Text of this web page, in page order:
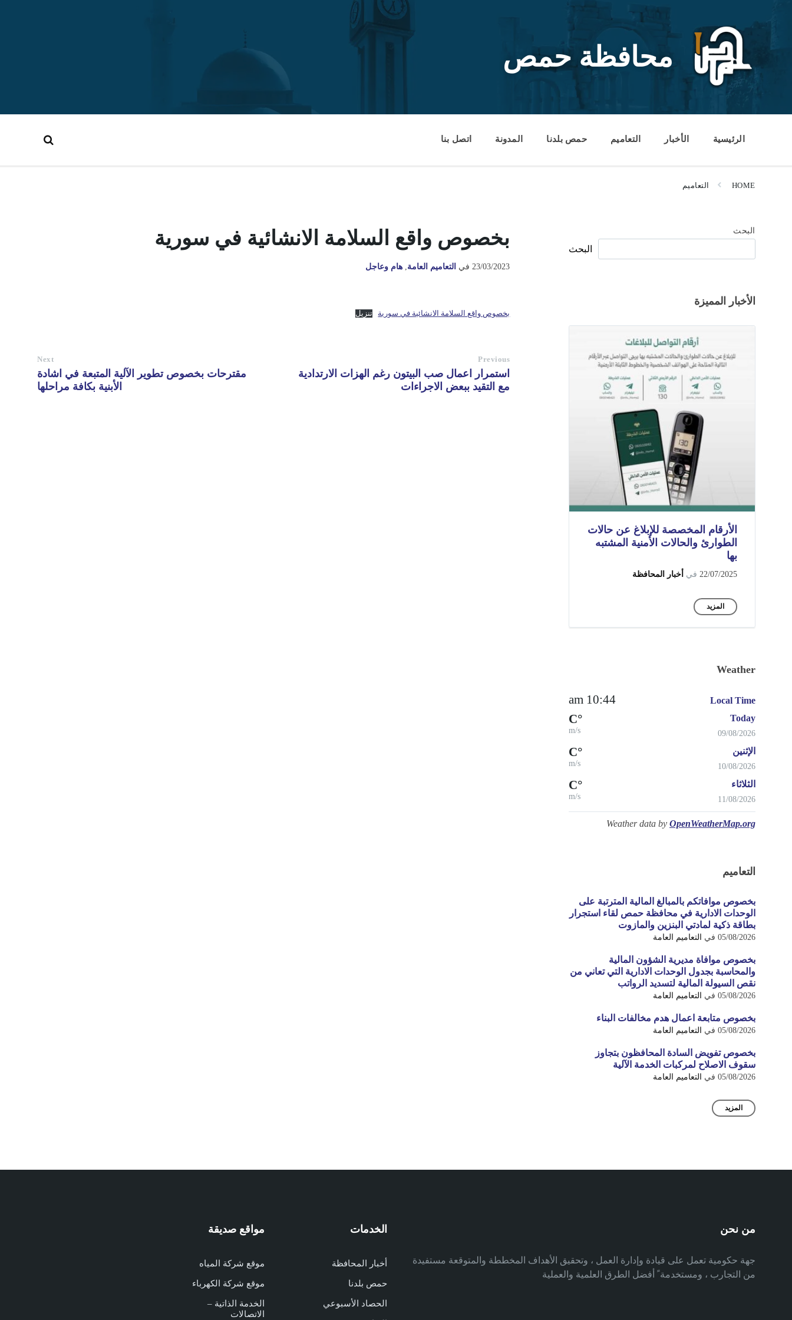
content
محافظة حمص
الرئيسية الأخبار التعاميم حمص بلدنا المدونة اتصل بنا
HOME التعاميم
بخصوص واقع السلامة الانشائية في سورية
23/03/2023 في التعاميم العامة, هام وعاجل
بخصوص واقع السلامة الانشائية في سورية تنزيل
Previous
استمرار اعمال صب البيتون رغم الهزات الارتدادية
مع التقيد ببعض الاجراءات
Next
مقترحات بخصوص تطوير الآلية المتبعة في اشادة
الأبنية بكافة مراحلها
البحث
البحث
الأخبار المميزة
الأرقام المخصصة للإبلاغ عن حالات
الطوارئ والحالات الأمنية المشتبه
بها
22/07/2025 في أخبار المحافظة
المزيد
Weather
Local Time
10:44 am
Today
09/08/2026
°C
m/s
الإثنين
10/08/2026
°C
m/s
الثلاثاء
11/08/2026
°C
m/s
Weather data by OpenWeatherMap.org
التعاميم
بخصوص موافاتكم بالمبالغ المالية المترتبة على
الوحدات الادارية في محافظة حمص لقاء استجرار
بطاقة ذكية لمادتي البنزين والمازوت
05/08/2026 في التعاميم العامة
بخصوص موافاة مديرية الشؤون المالية
والمحاسبة بجدول الوحدات الادارية التي تعاني من
نقص السيولة المالية لتسديد الرواتب
05/08/2026 في التعاميم العامة
بخصوص متابعة اعمال هدم مخالفات البناء
05/08/2026 في التعاميم العامة
بخصوص تفويض السادة المحافظون بتجاوز
سقوف الاصلاح لمركبات الخدمة الآلية
05/08/2026 في التعاميم العامة
المزيد
من نحن
جهة حكومية تعمل على قيادة وإدارة العمل ، وتحقيق الأهداف المخططة والمتوقعة مستفيدة
من التجارب ، ومستخدمة ً أفضل الطرق العلمية والعملية
الخدمات
أخبار المحافظة
حمص بلدنا
الحصاد الأسبوعي
مواقع صديقة
موقع شركة المياه
موقع شركة الكهرباء
الخدمة الذاتية –
الاتصالات